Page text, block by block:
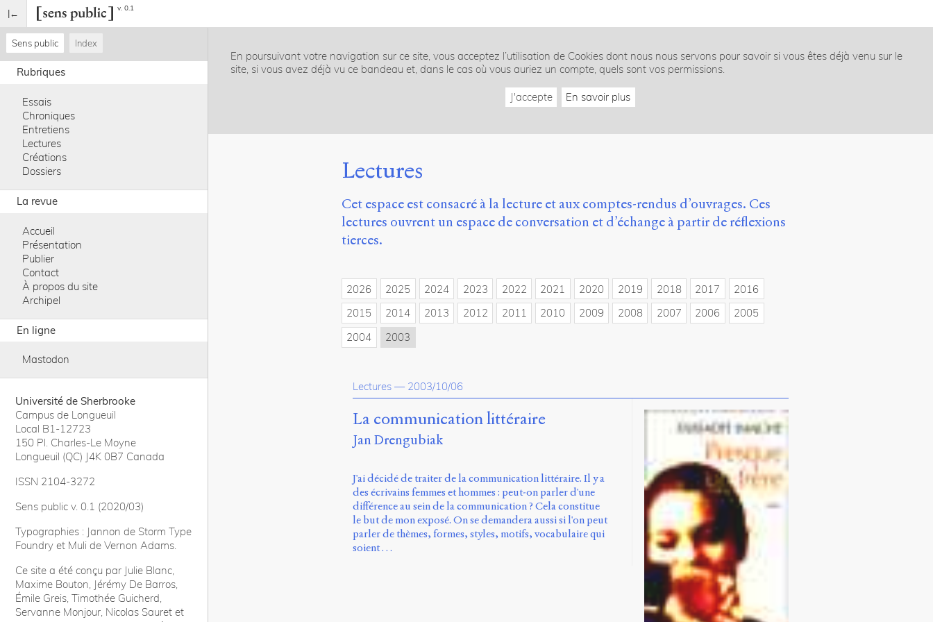
v. 0.1
Sens public Index
Rubriques
Essais
Chroniques
Entretiens
Lectures
Créations
Dossiers
La revue
Accueil
Présentation
Publier
Contact
À propos du site
Archipel
En ligne
Mastodon
Université de Sherbrooke
Campus de Longueuil
Local B1-12723
150 Pl. Charles-Le Moyne
Longueuil (QC) J4K 0B7 Canada
ISSN 2104-3272
Sens public v. 0.1 (2020/03)
Typographies : Jannon de Storm Type
Foundry et Muli de Vernon Adams.
Ce site a été conçu par Julie Blanc,
Maxime Bouton, Jérémy De Barros,
Émile Greis, Timothée Guicherd,
Servanne Monjour, Nicolas Sauret et
En poursuivant votre navigation sur ce site, vous acceptez l’utilisation de Cookies dont nous nous servons pour savoir si vous êtes déjà venu sur le
site, si vous avez déjà vu ce bandeau et, dans le cas où vous auriez un compte, quels sont vos permissions.
J'accepte En savoir plus
Lectures
Cet espace est consacré à la lecture et aux comptes-rendus d’ouvrages. Ces
lectures ouvrent un espace de conversation et d’échange à partir de réflexions
tierces.
2026 2025 2024 2023 2022 2021 2020 2019 2018 2017
2016
2015
2014 2013 2012 2011 2010 2009 2008 2007 2006
2005
2004
2003
Lectures — 2003/10/06
La communication littéraire
Jan Drengubiak
J'ai décidé de traiter de la communication littéraire. Il y a
des écrivains femmes et hommes : peut-on parler d'une
différence au sein de la communication ? Cela constitue
le but de mon exposé. On se demandera aussi si l'on peut
parler de thèmes, formes, styles, motifs, vocabulaire qui
soient …